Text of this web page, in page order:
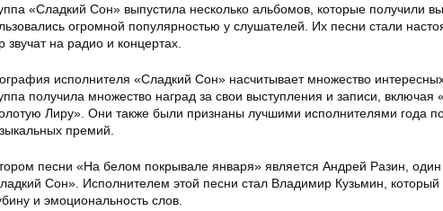
«Сладкий Сон» выпустила несколько альбомов, которые получили
огромной популярностью у слушателей. Их песни стали
звучат на радио и концертах.
исполнителя «Сладкий Сон» насчитывает множество
получила множество наград за свои выступления и записи,
Лиру». Они также были признаны лучшими исполнителями года
премий.
песни «На белом покрывале января» является Андрей Разин, один
Сон». Исполнителем этой песни стал Владимир Кузьмин,
и эмоциональность слов.